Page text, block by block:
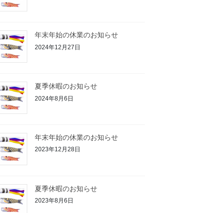
年末年始の休業のお知らせ
2024年12月27日
夏季休暇のお知らせ
2024年8月6日
年末年始の休業のお知らせ
2023年12月28日
夏季休暇のお知らせ
2023年8月6日